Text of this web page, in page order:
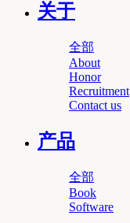
关于
全部
About
Honor
Recruitment
Contact us
产品
全部
Book
Software